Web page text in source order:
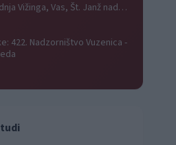
Vižinga, Vas, Št. Janž nad
Dobrava
422. Nadzorništvo Vuzenica -